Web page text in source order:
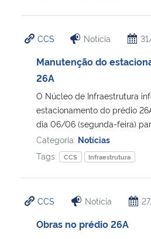
CCS Notícia
Manutenção do
26A
O Núcleo de Infraestrutura
estacionamento do prédio
dia 06/06 (segunda-feira)
Categoria: Notícias
Tags:
CCS Infraestrutura
CCS Notícia
Obras no prédio 26A